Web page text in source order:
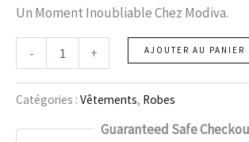
Un Moment Inoubliable Chez Modiva.
- + AJOUTER AU PANIER
Catégories : Vêtements, Robes
Guaranteed Safe